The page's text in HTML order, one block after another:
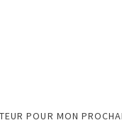
POUR MON